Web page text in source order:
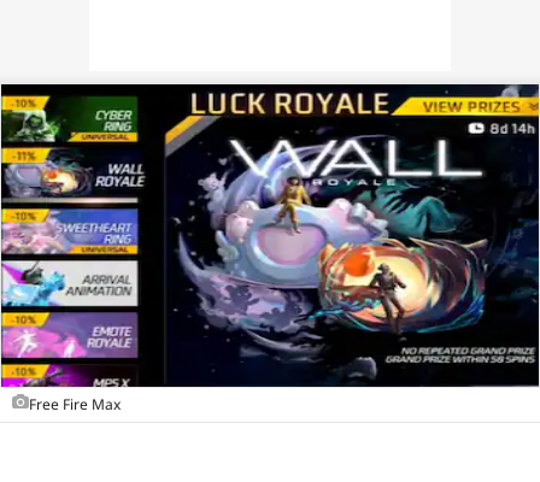
Free Fire Max